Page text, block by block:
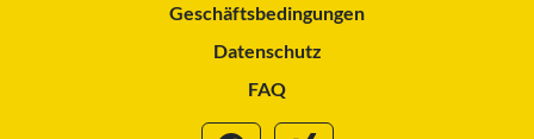
Geschäftsbedingungen
Datenschutz
FAQ